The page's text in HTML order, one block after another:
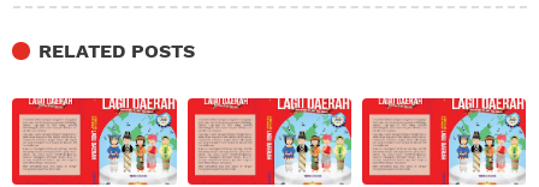
RELATED POSTS